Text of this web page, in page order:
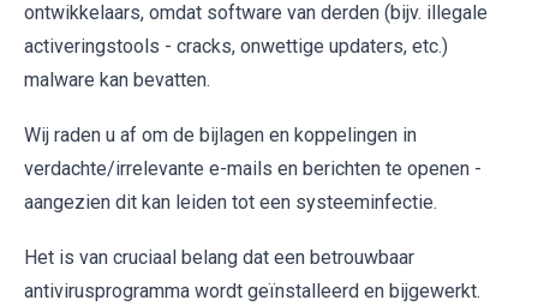
ontwikkelaars, omdat software van derden (bijv. illegale
activeringstools - cracks, onwettige updaters, etc.)
malware kan bevatten.
Wij raden u af om de bijlagen en koppelingen in
verdachte/irrelevante e-mails en berichten te openen -
aangezien dit kan leiden tot een systeeminfectie.
Het is van cruciaal belang dat een betrouwbaar
antivirusprogramma wordt geïnstalleerd en bijgewerkt.